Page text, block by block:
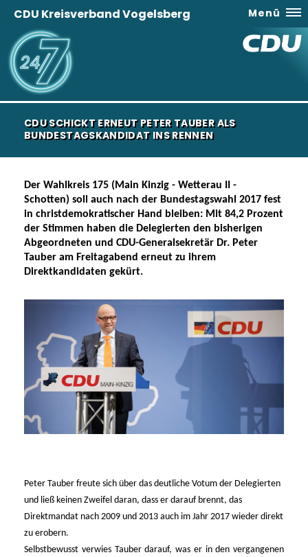
CDU Kreisverband Vogelsberg Menü
CDU SCHICKT ERNEUT PETER TAUBER ALS
BUNDESTAGSKANDIDAT INS RENNEN
Der Wahlkreis 175 (Main Kinzig - Wetterau II -
Schotten) soll auch nach der Bundestagswahl 2017 fest
in christdemokratischer Hand bleiben: Mit 84,2 Prozent
der Stimmen haben die Delegierten den bisherigen
Abgeordneten und CDU-Generalsekretär Dr. Peter
Tauber am Freitagabend erneut zu ihrem
Direktkandidaten gekürt.
Peter Tauber freute sich über das deutliche Votum der Delegierten
und ließ keinen Zweifel daran, dass er darauf brennt, das
Direktmandat nach 2009 und 2013 auch im Jahr 2017 wieder direkt
zu erobern.
Selbstbewusst verwies Tauber darauf, was er in den vergangenen